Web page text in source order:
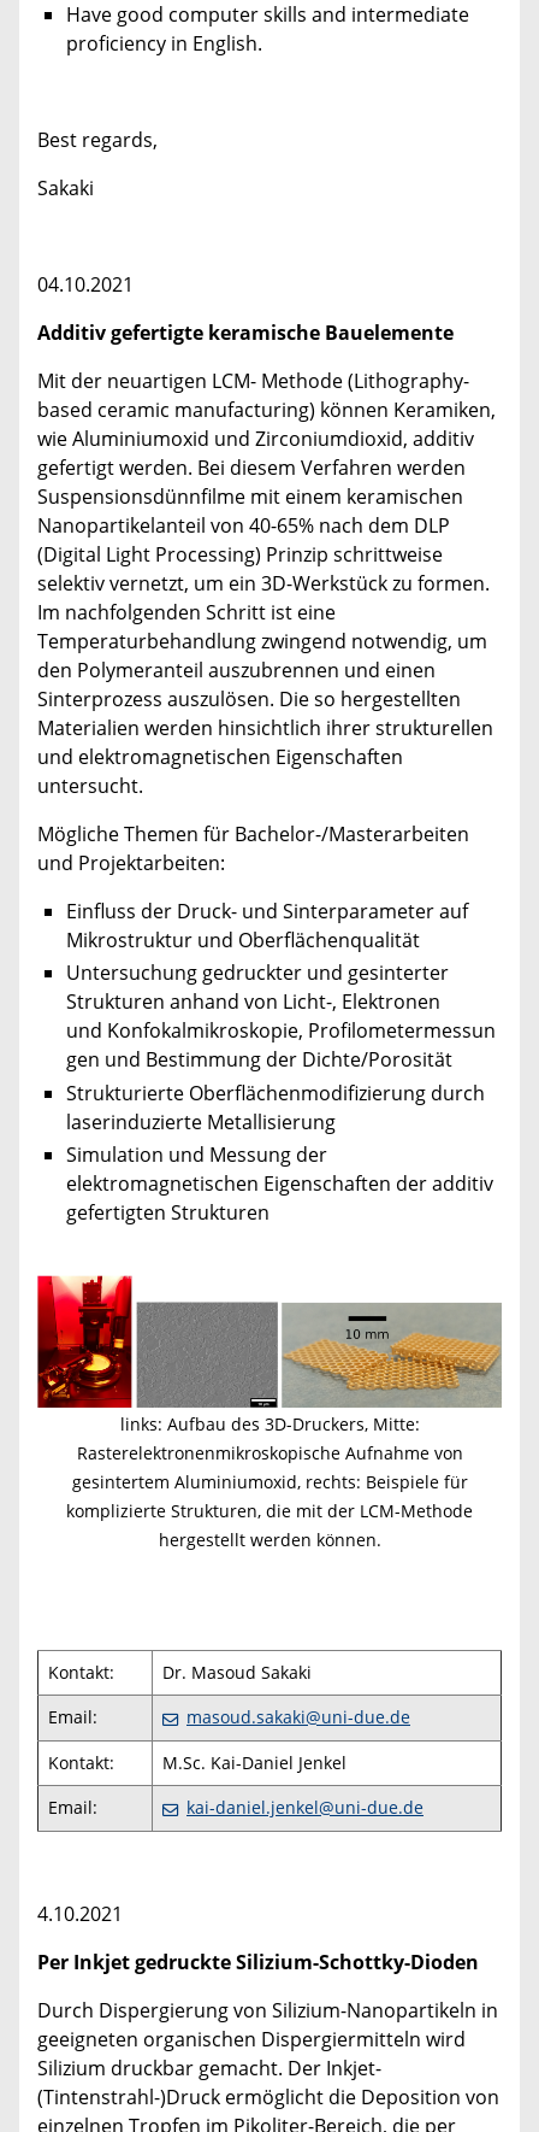
Have good computer skills and intermediate
proficiency in English.
Best regards,
Sakaki
04.10.2021
Additiv gefertigte keramische Bauelemente
Mit der neuartigen LCM- Methode (Lithography-
based ceramic manufacturing) können Keramiken,
wie Aluminiumoxid und Zirconiumdioxid, additiv
gefertigt werden. Bei diesem Verfahren werden
Suspensionsdünnfilme mit einem keramischen
Nanopartikelanteil von 40-65% nach dem DLP
(Digital Light Processing) Prinzip schrittweise
selektiv vernetzt, um ein 3D-Werkstück zu formen.
Im nachfolgenden Schritt ist eine
Temperaturbehandlung zwingend notwendig, um
den Polymeranteil auszubrennen und einen
Sinterprozess auszulösen. Die so hergestellten
Materialien werden hinsichtlich ihrer strukturellen
und elektromagnetischen Eigenschaften
untersucht.
Mögliche Themen für Bachelor-/Masterarbeiten
und Projektarbeiten:
Einfluss der Druck- und Sinterparameter auf
Mikrostruktur und Oberflächenqualität
Untersuchung gedruckter und gesinterter
Strukturen anhand von Licht-, Elektronen
und Konfokalmikroskopie, Profilometermessun
gen und Bestimmung der Dichte/Porosität
Strukturierte Oberflächenmodifizierung durch
laserinduzierte Metallisierung
Simulation und Messung der
elektromagnetischen Eigenschaften der additiv
gefertigten Strukturen
links: Aufbau des 3D-Druckers, Mitte:
Rasterelektronenmikroskopische Aufnahme von
gesintertem Aluminiumoxid, rechts: Beispiele für
komplizierte Strukturen, die mit der LCM-Methode
hergestellt werden können.
Kontakt:
Dr. Masoud Sakaki
Email:
masoud.sakaki@uni-due.de
Kontakt:
M.Sc. Kai-Daniel Jenkel
Email:
kai-daniel.jenkel@uni-due.de
4.10.2021
Per Inkjet gedruckte Silizium-Schottky-Dioden
Durch Dispergierung von Silizium-Nanopartikeln in
geeigneten organischen Dispergiermitteln wird
Silizium druckbar gemacht. Der Inkjet-
(Tintenstrahl-)Druck ermöglicht die Deposition von
einzelnen Tropfen im Pikoliter-Bereich, die per